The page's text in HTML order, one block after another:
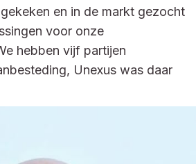
en in de markt gezocht
voor onze
hebben vijf partijen
Unexus was daar